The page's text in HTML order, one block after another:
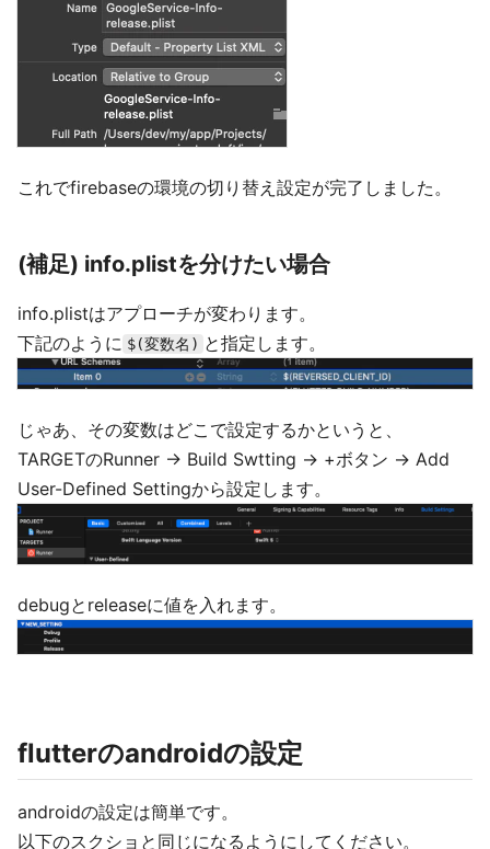
これでfirebaseの環境の切り替え設定が完了しました。
(補足) info.plistを分けたい場合
info.plistはアプローチが変わります。
下記のように $(変数名) と指定します。
じゃあ、その変数はどこで設定するかというと、
TARGETのRunner -> Build Swtting -> +ボタン -> Add
User-Defined Settingから設定します。
debugとreleaseに値を入れます。
flutterのandroidの設定
androidの設定は簡単です。
以下のスクショと同じになるようにしてください。